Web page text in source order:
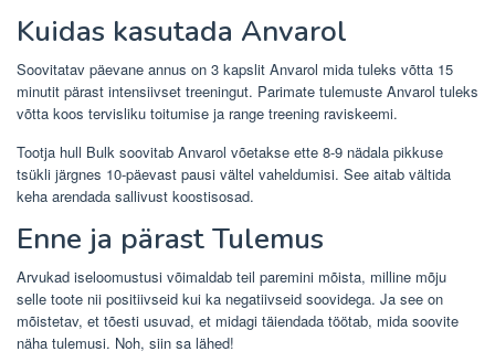
Kuidas kasutada Anvarol
Soovitatav päevane annus on 3 kapslit Anvarol mida tuleks võtta 15
minutit pärast intensiivset treeningut. Parimate tulemuste Anvarol tuleks
võtta koos tervisliku toitumise ja range treening raviskeemi.
Tootja hull Bulk soovitab Anvarol võetakse ette 8-9 nädala pikkuse
tsükli järgnes 10-päevast pausi vältel vaheldumisi. See aitab vältida
keha arendada sallivust koostisosad.
Enne ja pärast Tulemus
Arvukad iseloomustusi võimaldab teil paremini mõista, milline mõju
selle toote nii positiivseid kui ka negatiivseid soovidega. Ja see on
mõistetav, et tõesti usuvad, et midagi täiendada töötab, mida soovite
näha tulemusi. Noh, siin sa lähed!